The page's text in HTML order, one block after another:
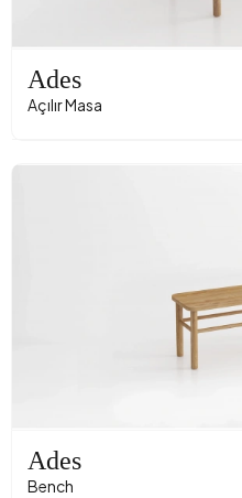
Ades
Açılır Masa
Ades
Bench